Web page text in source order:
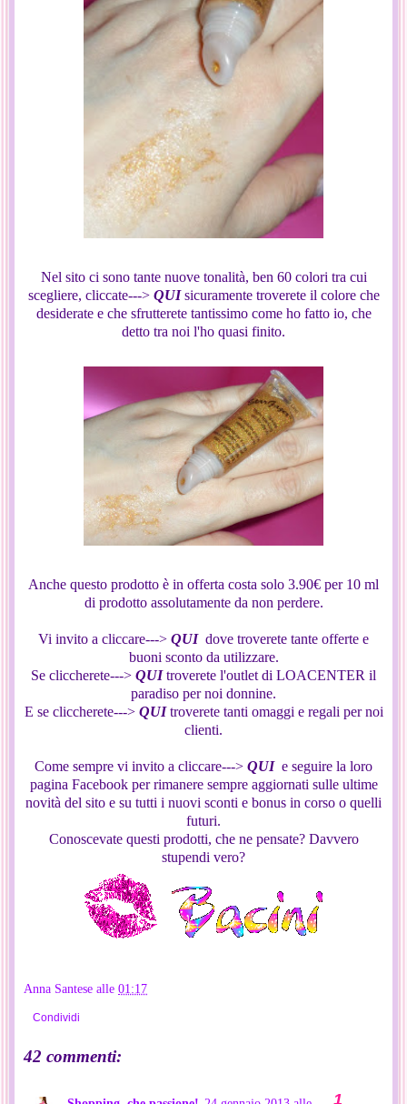
Nel sito ci sono tante nuove tonalità, ben 60 colori tra cui
scegliere, cliccate---> QUIsicuramente troverete il colore che
desiderate e che sfrutterete tantissimo come ho fatto io, che
detto tra noi l'ho quasi finito.
Anche questo prodotto è in offerta costa solo 3.90€ per 10 ml
di prodotto assolutamente da non perdere.
Vi invito a cliccare---> QUI dove troverete tante offerte e
buoni sconto da utilizzare.
Se cliccherete---> QUItroverete l'outlet di LOACENTER il
paradiso per noi donnine.
E se cliccherete---> QUItroverete tanti omaggi e regali per noi
clienti.
Come sempre vi invito a cliccare---> QUI e seguire la loro
pagina Facebook per rimanere sempre aggiornati sulle ultime
novità del sito e su tutti i nuovi sconti e bonus in corso o quelli
futuri.
Conoscevate questi prodotti, che ne pensate? Davvero
stupendi vero?
Anna Santese alle 01:17
Condividi
42 commenti: